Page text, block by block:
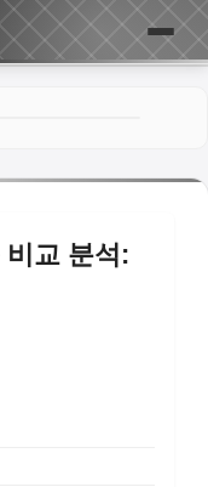
교 분석: